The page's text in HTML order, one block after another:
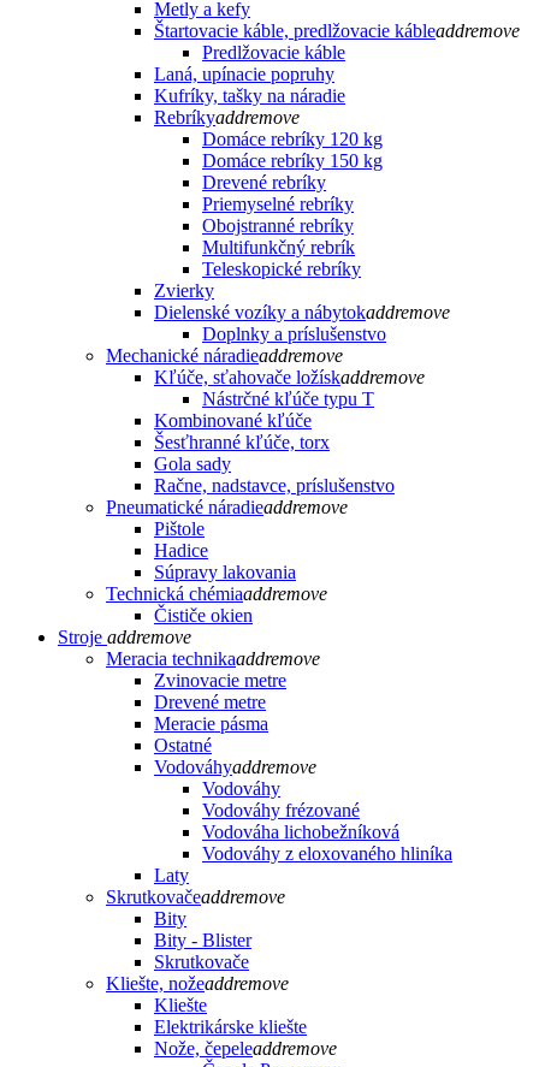
Metly a kefy
Štartovacie káble, predlžovacie kábleaddremove
Predlžovacie káble
Laná, upínacie popruhy
Kufríky, tašky na náradie
Rebríkyaddremove
Domáce rebríky 120 kg
Domáce rebríky 150 kg
Drevené rebríky
Priemyselné rebríky
Obojstranné rebríky
Multifunkčný rebrík
Teleskopické rebríky
Zvierky
Dielenské vozíky a nábytokaddremove
Doplnky a príslušenstvo
Mechanické náradieaddremove
Kľúče, sťahovače ložískaddremove
Nástrčné kľúče typu T
Kombinované kľúče
Šesťhranné kľúče, torx
Gola sady
Račne, nadstavce, príslušenstvo
Pneumatické náradieaddremove
Pištole
Hadice
Súpravy lakovania
Technická chémiaaddremove
Čističe okien
Stroje addremove
Meracia technikaaddremove
Zvinovacie metre
Drevené metre
Meracie pásma
Ostatné
Vodováhyaddremove
Vodováhy
Vodováhy frézované
Vodováha lichobežníková
Vodováhy z eloxovaného hliníka
Laty
Skrutkovačeaddremove
Bity
Bity - Blister
Skrutkovače
Kliešte, nožeaddremove
Kliešte
Elektrikárske kliešte
Nože, čepeleaddremove